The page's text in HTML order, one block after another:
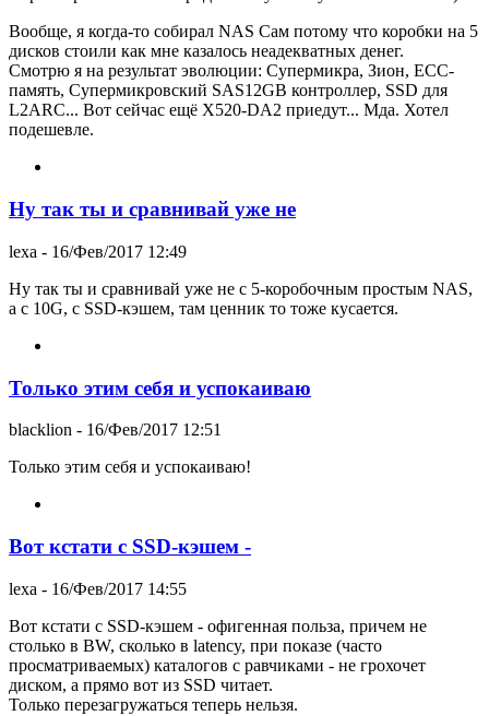
Вообще, я когда-то собирал NAS Сам потому что коробки на 5
дисков стоили как мне казалось неадекватных денег.
Смотрю я на результат эволюции: Супермикра, Зион, ECC-
память, Супермикровский SAS12GB контроллер, SSD для
L2ARC... Вот сейчас ещё X520-DA2 приедут... Мда. Хотел
подешевле.
Ну так ты и сравнивай уже не
lexa - 16/Фев/2017 12:49
Ну так ты и сравнивай уже не с 5-коробочным простым NAS,
а с 10G, с SSD-кэшем, там ценник то тоже кусается.
Только этим себя и успокаиваю
blacklion - 16/Фев/2017 12:51
Только этим себя и успокаиваю!
Вот кстати с SSD-кэшем -
lexa - 16/Фев/2017 14:55
Вот кстати с SSD-кэшем - офигенная польза, причем не
столько в BW, сколько в latency, при показе (часто
просматриваемых) каталогов с равчиками - не грохочет
диском, а прямо вот из SSD читает.
Только перезагружаться теперь нельзя.